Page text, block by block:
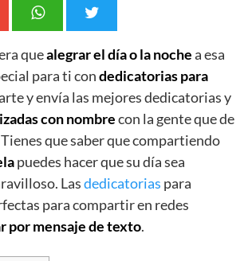
quealegrar el día o la nochea esa
para ti condedicatorias para
y envía las mejores dedicatorias y
con nombrecon la gente que de
que saber que compartiendo
puedes hacer que su día sea
Lasdedicatorias para
para compartir en redes
por mensaje de texto.